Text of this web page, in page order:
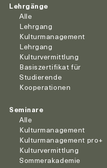
Lehrgänge
Alle
Lehrgang
Kulturmanagement
Lehrgang
Kulturvermittlung
Basiszertifikat für
Studierende
Kooperationen
Seminare
Alle
Kulturmanagement
Kulturmanagement pro+
Kulturvermittlung
Sommerakademie